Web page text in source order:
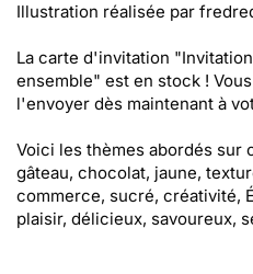
Illustration réalisée par
La carte d'invitation
ensemble" est en stock !
l'envoyer dès maintenant à
Voici les thèmes abordés sur
gâteau, chocolat, jaune,
commerce, sucré, créativité,
plaisir, délicieux, savoureux,